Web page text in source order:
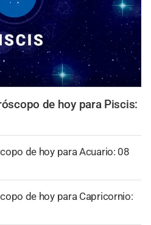
de hoy para Piscis:
de hoy para Acuario: 08
de hoy para Capricornio: